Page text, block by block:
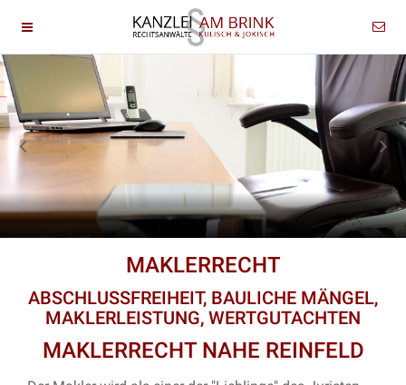
MAKLERRECHT
ABSCHLUSSFREIHEIT, BAULICHE MÄNGEL,
MAKLERLEISTUNG, WERTGUTACHTEN
MAKLERRECHT NAHE REINFELD